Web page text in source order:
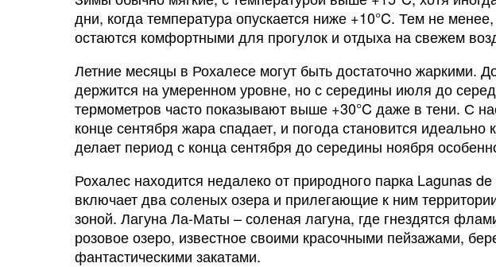
дни, когда температура опускается ниже +10°C. Тем не
остаются комфортными для прогулок и отдыха на свежем
Летние месяцы в Рохалесе могут быть достаточно жаркими.
держится на умеренном уровне, но с середины июля до
термометров часто показывают выше +30°C даже в тени. С
конце сентября жара спадает, и погода становится
делает период с конца сентября до середины ноября
Рохалес находится недалеко от природного парка Lagunas
включает два соленых озера и прилегающие к ним
зоной. Лагуна Ла-Маты – соленая лагуна, где гнездятся
розовое озеро, известное своими красочными пейзажами,
фантастическими закатами.